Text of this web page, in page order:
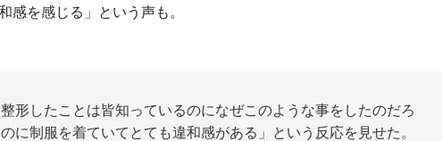
感を感じる」という声も。
形したことは皆知っているのになぜこのような事をしたのだろ
に制服を着ていてとても違和感がある」という反応を見せた。